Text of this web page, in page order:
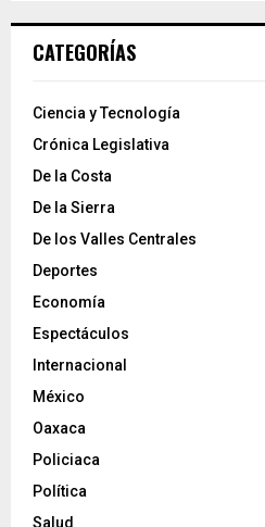
CATEGORÍAS
Ciencia y Tecnología
Crónica Legislativa
De la Costa
De la Sierra
De los Valles Centrales
Deportes
Economía
Espectáculos
Internacional
México
Oaxaca
Policiaca
Política
Salud